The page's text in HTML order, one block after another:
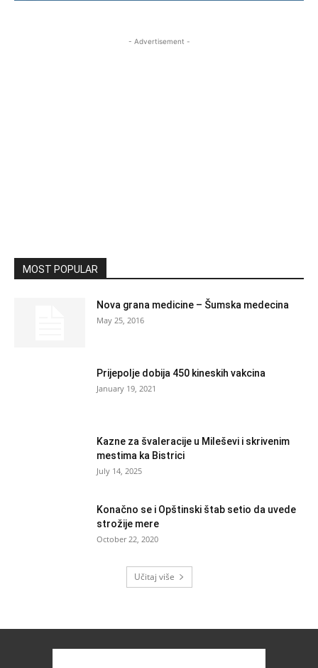
- Advertisement -
MOST POPULAR
Nova grana medicine – Šumska medecina
May 25, 2016
Prijepolje dobija 450 kineskih vakcina
January 19, 2021
Kazne za švaleracije u Mileševi i skrivenim
mestima ka Bistrici
July 14, 2025
Konačno se i Opštinski štab setio da uvede
strožije mere
October 22, 2020
Učitaj više